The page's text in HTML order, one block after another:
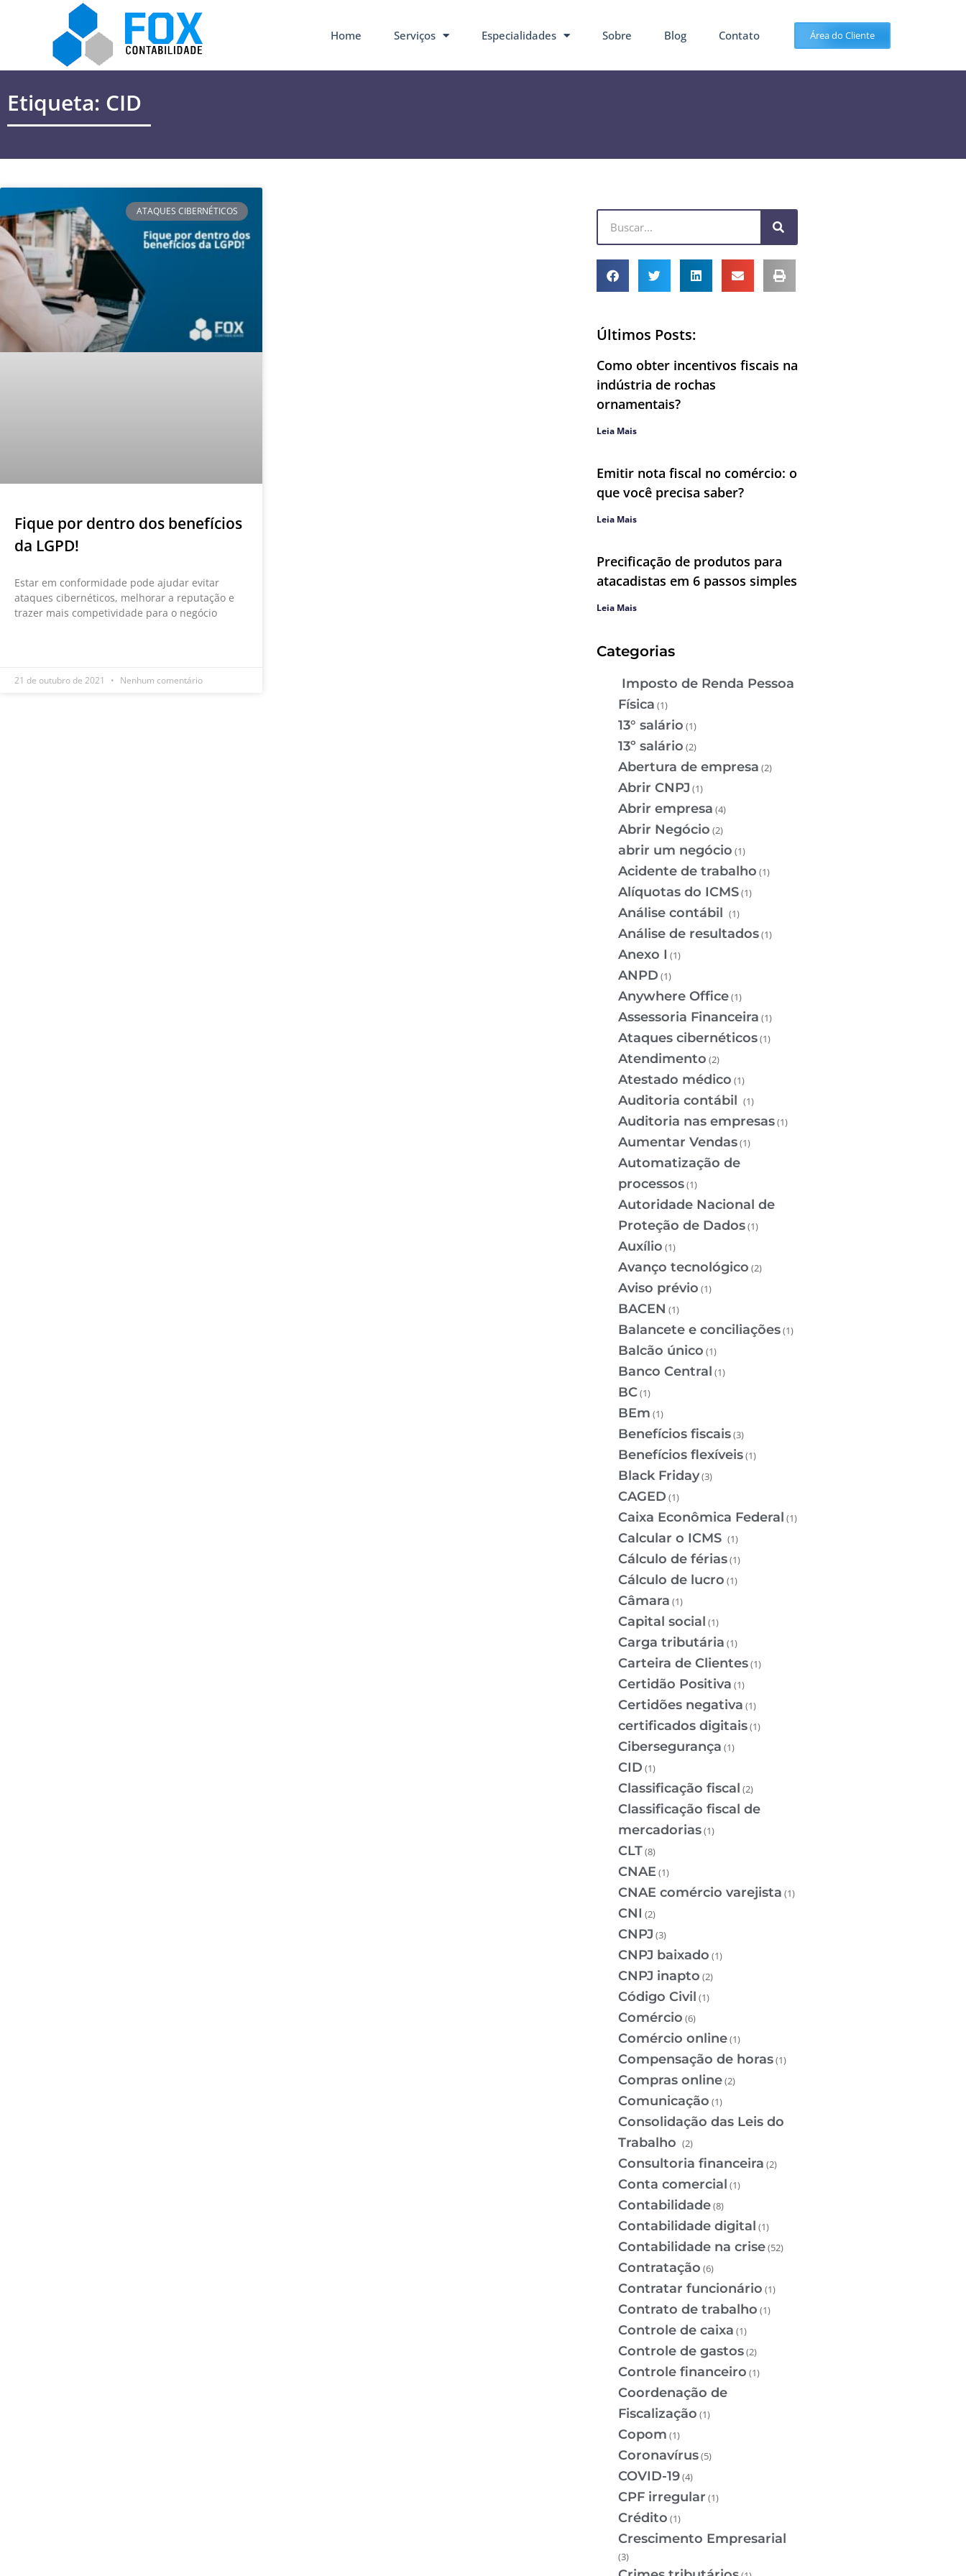
Home Serviços Especialidades Sobre Blog Contato Área do Cliente
Etiqueta: CID
ATAQUES CIBERNÉTICOS
Fique por dentro dos benefícios
da LGPD!
Estar em conformidade pode ajudar evitar
ataques cibernéticos, melhorar a reputação e
trazer mais competividade para o negócio
21 de outubro de 2021 Nenhum comentário
Últimos Posts:
Como obter incentivos fiscais na
indústria de rochas
ornamentais?
Leia Mais
Emitir nota fiscal no comércio: o
que você precisa saber?
Leia Mais
Precificação de produtos para
atacadistas em 6 passos simples
Leia Mais
Categorias
Imposto de Renda Pessoa
Física (1)
13° salário (1)
13º salário (2)
Abertura de empresa (2)
Abrir CNPJ (1)
Abrir empresa (4)
Abrir Negócio (2)
abrir um negócio (1)
Acidente de trabalho (1)
Alíquotas do ICMS(1)
Análise contábil (1)
Análise de resultados(1)
Anexo I (1)
ANPD (1)
Anywhere Office(1)
Assessoria Financeira (1)
Ataques cibernéticos(1)
Atendimento (2)
Atestado médico (1)
Auditoria contábil (1)
Auditoria nas empresas(1)
Aumentar Vendas(1)
Automatização de
processos(1)
Autoridade Nacional de
Proteção de Dados(1)
Auxílio (1)
Avanço tecnológico (2)
Aviso prévio (1)
BACEN (1)
Balancete e conciliações(1)
Balcão único (1)
Banco Central (1)
BC(1)
BEm (1)
Benefícios fiscais(3)
Benefícios flexíveis(1)
Black Friday(3)
CAGED (1)
Caixa Econômica Federal (1)
Calcular o ICMS (1)
Cálculo de férias(1)
Cálculo de lucro (1)
Câmara (1)
Capital social (1)
Carga tributária (1)
Carteira de Clientes(1)
Certidão Positiva (1)
Certidões negativa (1)
certificados digitais(1)
Cibersegurança (1)
CID (1)
Classificação fiscal (2)
Classificação fiscal de
mercadorias(1)
CLT(8)
CNAE(1)
CNAE comércio varejista (1)
CNI (2)
CNPJ (3)
CNPJ baixado (1)
CNPJ inapto (2)
Código Civil (1)
Comércio (6)
Comércio online(1)
Compensação de horas(1)
Compras online(2)
Comunicação (1)
Consolidação das Leis do
Trabalho (2)
Consultoria financeira (2)
Conta comercial (1)
Contabilidade(8)
Contabilidade digital (1)
Contabilidade na crise(52)
Contratação (6)
Contratar funcionário (1)
Contrato de trabalho (1)
Controle de caixa (1)
Controle de gastos(2)
Controle financeiro (1)
Coordenação de
Fiscalização (1)
Copom (1)
Coronavírus(5)
COVID-19(4)
CPF irregular (1)
Crédito (1)
Crescimento Empresarial
(3)